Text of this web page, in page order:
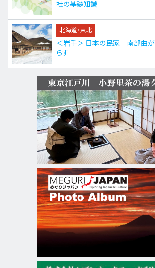
社の基礎知識
北海道・東北
＜岩手＞ 日本の民家 南部曲
らす